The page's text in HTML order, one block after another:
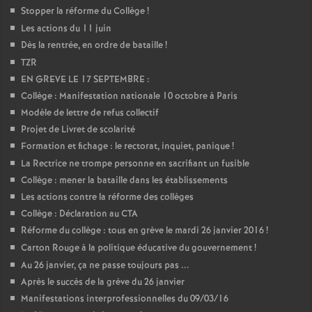
Stopper la réforme du Collège!
Les actions du 11 juin
Dès la rentrée, en ordre de bataille!
TZR
EN GREVE LE 17 SEPTEMBRE :
Collège : Manifestation nationale 10 octobre à Paris
Modèle de lettre de refus collectif
Projet de Livret de scolarité
Formation et fichage : le rectorat, inquiet, panique!
La Rectrice ne trompe personne en sacrifiant un fusible
Collège : mener la bataille dans les établissements
Les actions contre la réforme des collèges
Collège : Déclaration au CTA
Réforme du collège : tous en grève le mardi 26 janvier 2016!
Carton Rouge à la politique éducative du gouvernement!
Au 26 janvier, ça ne passe toujours pas ...
Après le succès de la grève du 26 janvier
Manifestations interprofessionnelles du 09/03/16